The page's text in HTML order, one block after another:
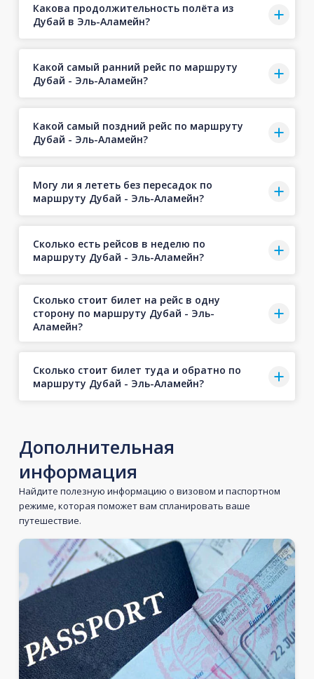
Какова продолжительность полёта из
Дубай в Эль-Аламейн?
Какой самый ранний рейс по маршруту
Дубай - Эль-Аламейн?
Какой самый поздний рейс по маршруту
Дубай - Эль-Аламейн?
Могу ли я лететь без пересадок по
маршруту Дубай - Эль-Аламейн?
Сколько есть рейсов в неделю по
маршруту Дубай - Эль-Аламейн?
Сколько стоит билет на рейс в одну
сторону по маршруту Дубай - Эль-
Аламейн?
Сколько стоит билет туда и обратно по
маршруту Дубай - Эль-Аламейн?
Дополнительная
информация
Найдите полезную информацию о визовом и паспортном
режиме, которая поможет вам спланировать ваше
путешествие.